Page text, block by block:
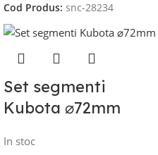
Cod Produs: snc-28234
Set segmenti
Kubota ⌀72mm
In stoc